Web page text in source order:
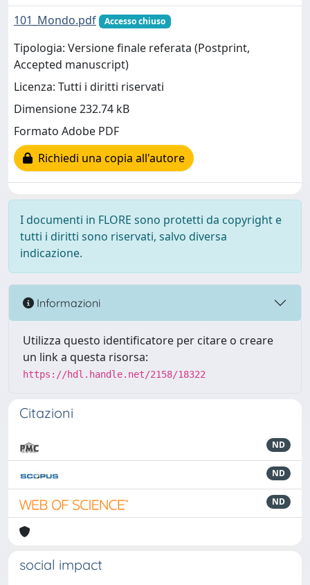
101_Mondo.pdf
Accesso chiuso
Tipologia: Versione finale referata (Postprint,
Accepted manuscript)
Licenza: Tutti i diritti riservati
Dimensione 232.74 kB
Formato Adobe PDF
Richiedi una copia all'autore
I documenti in FLORE sono protetti da copyright e
tutti i diritti sono riservati, salvo diversa
indicazione.
Informazioni
Utilizza questo identificatore per citare o creare
un link a questa risorsa:
https://hdl.handle.net/2158/18322
Citazioni
ND
ND
ND
social impact